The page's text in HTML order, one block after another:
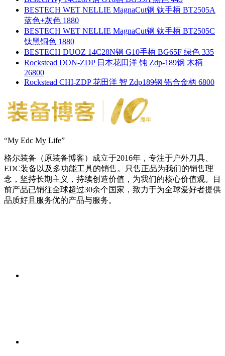
BESTECH WET NELLIE MagnaCut钢 钛手柄 BT2505A
蓝色+灰色 1880
BESTECH WET NELLIE MagnaCut钢 钛手柄 BT2505C
钛黑铜色 1880
BESTECH DUOZ 14C28N钢 G10手柄 BG65F 绿色 335
Rockstead DON-ZDP 日本花田洋 钝 Zdp-189钢 木柄
26800
Rockstead CHI-ZDP 花田洋 智 Zdp189钢 铝合金柄 6800
“My Edc My Life”
格尔装备（原装备博客）成立于2016年，专注于户外刀具、
EDC装备以及多功能工具的销售。只售正品为我们的销售理
念，坚持长期主义，持续创造价值，为我们的核心价值观。目
前产品已销往全球超过30余个国家，致力于为全球爱好者提供
品质好且服务优的产品与服务。